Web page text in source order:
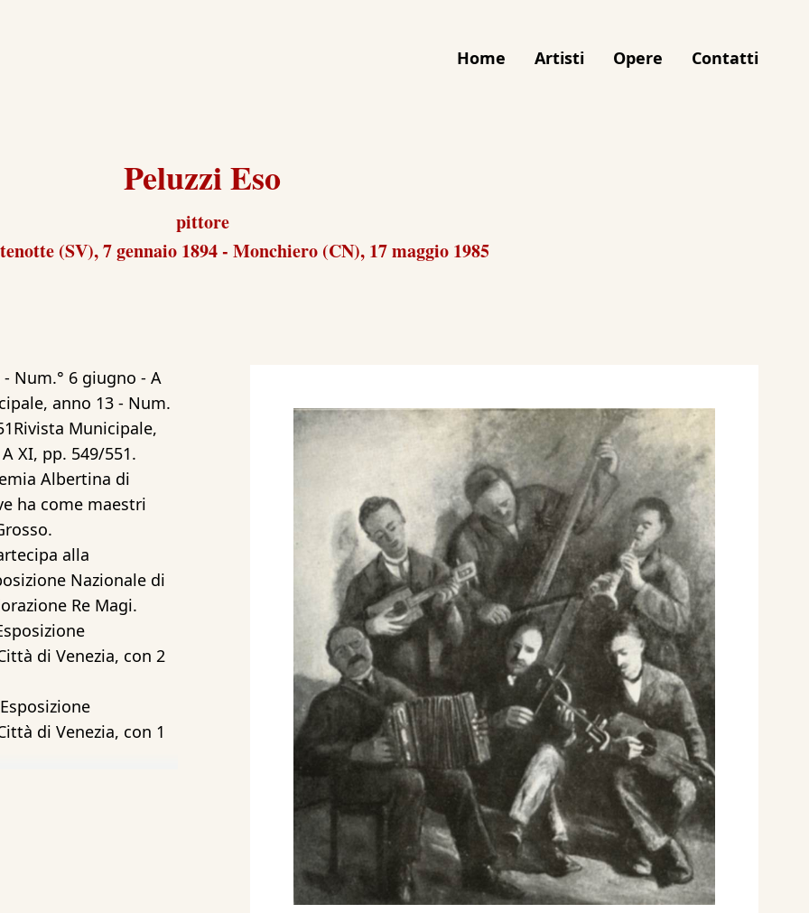
Home Artisti Opere Contatti
Peluzzi Eso
pittore
(SV), 7 gennaio 1894 - Monchiero (CN), 17 maggio 1985
Num.° 6 giugno - A
anno 13 - Num.
Municipale,
XI, pp. 549/551.
Albertina di
ha come maestri
alla
Nazionale di
Re Magi.
di Venezia, con 2
di Venezia, con 1
al 31 gennaio